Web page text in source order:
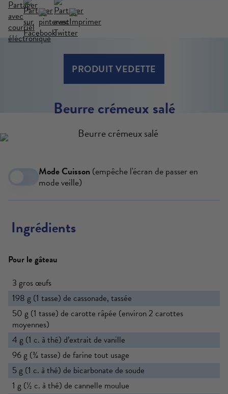
PRODUIT VEDETTE
Beurre crémeux salé
Mode Cuisson(empêche l'écran de passer en
mode veille)
Ingrédients
Pour le gâteau
3 gros œufs
198 g (1 tasse) de cassonade, tassée
50 g (1 tasse) de carotte râpée (environ 2 carottes
moyennes)
4 g (1 c. à thé) d’extrait de vanille
96 g (¾ tasse) de farine tout usage
5 g (1 c. à thé) de bicarbonate de soude
1 g (½ c. à thé) de cannelle moulue